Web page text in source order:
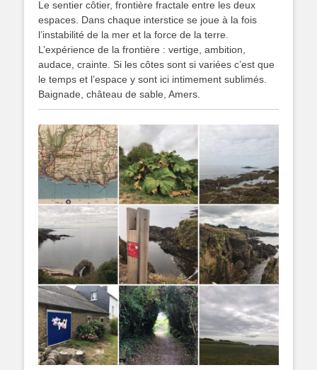
Le sentier côtier, frontière fractale entre les deux
espaces. Dans chaque interstice se joue à la fois
l’instabilité de la mer et la force de la terre.
L’expérience de la frontière : vertige, ambition,
audace, crainte. Si les côtes sont si variées c’est que
le temps et l’espace y sont ici intimement sublimés.
Baignade, château de sable, Amers.